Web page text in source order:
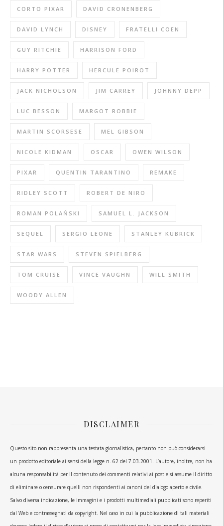
CORTO PIXAR DAVID CRONENBERG
DAVID LYNCH DISNEY FRATELLI COEN
GUY RITCHIE HARRISON FORD
HARRY POTTER HERCULE POIROT
JACK NICHOLSON JIM CARREY JOHNNY DEPP
LUC BESSON MARGOT ROBBIE
MARTIN SCORSESE MEL GIBSON
NICOLE KIDMAN OSCAR OWEN WILSON
PIXAR QUENTIN TARANTINO REMAKE
RIDLEY SCOTT ROBERT DE NIRO
ROMAN POLAŃSKI SAMUEL L. JACKSON
SEQUEL SERGIO LEONE STANLEY KUBRICK
STAR WARS STEVEN SPIELBERG
TOM CRUISE VINCE VAUGHN WILL SMITH
WOODY ALLEN
DISCLAIMER
Questo sito non rappresenta una testata giornalistica, pertanto non può considerarsi
un prodotto editoriale ai sensi della legge n. 62 del 7.03.2001. L’autore, inoltre, non ha
alcuna responsabilità per il contenuto dei commenti relativi ai post e si assume il diritto
di eliminare o censurare quelli non rispondenti ai canoni del dialogo aperto e civile.
Salvo diversa indicazione, le immagini e i prodotti multimediali pubblicati sono reperiti
dal Web e contrassegnati da copyright. Nel caso in cui la pubblicazione di tali materiali